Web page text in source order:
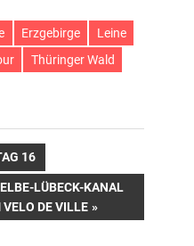
Erzgebirge
Leine
Thüringer Wald
16
LÜBECK-KANAL
DE VILLE